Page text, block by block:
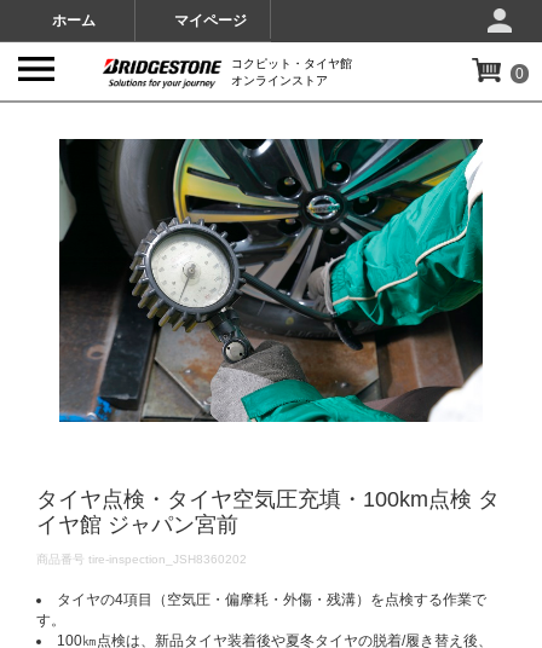
ホーム マイページ
コクピット・タイヤ館
オンラインストア
0
タイヤ点検・タイヤ空気圧充填・100km点検 タ
イヤ館 ジャパン宮前
DETAILS
商品番号 tire-inspection_JSH8360202
タイヤの4項目（空気圧・偏摩耗・外傷・残溝）を点検する作業で
す。​
100㎞点検は、新品タイヤ装着後や夏冬タイヤの脱着/履き替え後、